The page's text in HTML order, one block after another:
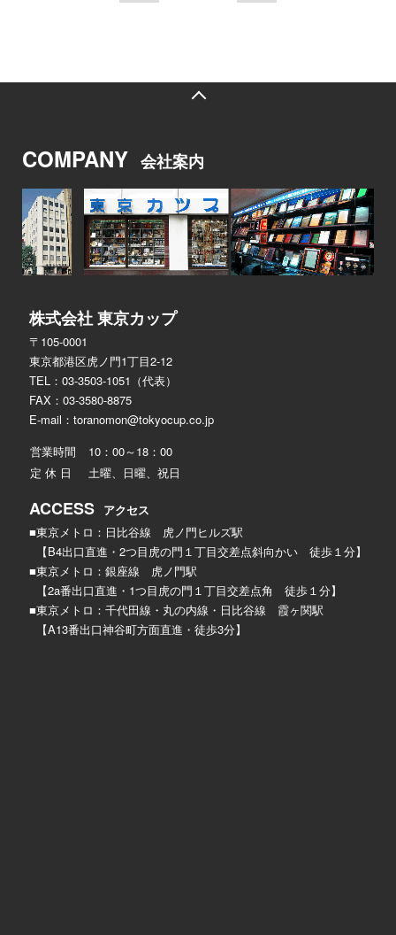
COMPANY 会社案内
株式会社 東京カップ
〒105-0001
東京都港区虎ノ門1丁目2-12
TEL：03-3503-1051（代表）
FAX：03-3580-8875
E-mail： toranomon@tokyocup.co.jp
営業時間
10：00～18：00
定 休 日
土曜、日曜、祝日
ACCESS アクセス
■東京メトロ：日比谷線 虎ノ門ヒルズ駅
【B4出口直進・2つ目虎の門１丁目交差点斜向かい 徒歩１分】
■東京メトロ：銀座線 虎ノ門駅
【2a番出口直進・1つ目虎の門１丁目交差点角 徒歩１分】
■東京メトロ：千代田線・丸の内線・日比谷線 霞ヶ関駅
【A13番出口神谷町方面直進・徒歩3分】